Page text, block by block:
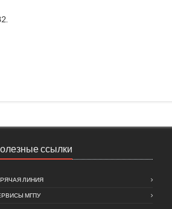
ссылки
ЛИНИЯ
МГПУ